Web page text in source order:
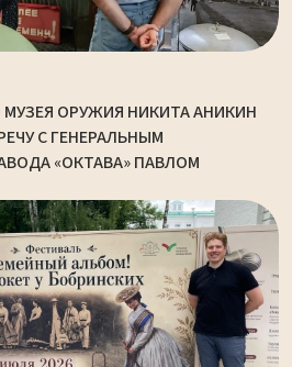
ОРУЖИЯ НИКИТА АНИКИН
С ГЕНЕРАЛЬНЫМ
«ОКТАВА» ПАВЛОМ